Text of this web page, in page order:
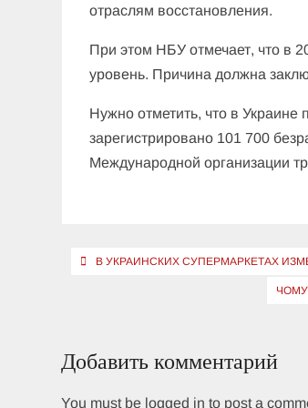
отраслям восстановления.
При этом НБУ отмечает, что в
уровень. Причина должна
Нужно отметить, что в
зарегистрировано 101 700
Международной организации
Навигация
В УКРАИНСКИХ СУПЕРМАРКЕТАХ
ЧОМУ
Добавить комментарий
You must be logged in to post a